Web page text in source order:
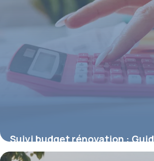
Suivi budget rénovation :
2026